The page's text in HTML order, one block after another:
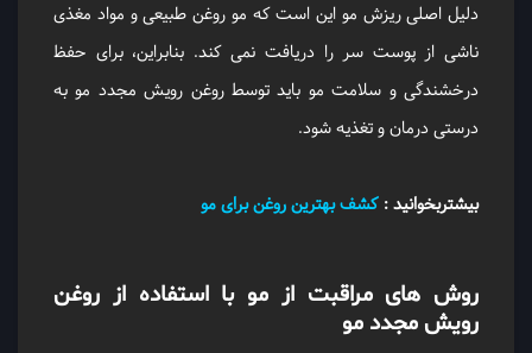
دلیل اصلی ریزش مو این است که مو روغن طبیعی و مواد مغذی
ناشی از پوست سر را دریافت نمی کند. بنابراین، برای حفظ
درخشندگی و سلامت مو باید توسط روغن رویش مجدد مو به
درستی درمان و تغذیه شود.
بیشتربخوانید : کشف بهترین روغن برای مو
روش های مراقبت از مو با استفاده از روغن
رویش مجدد مو